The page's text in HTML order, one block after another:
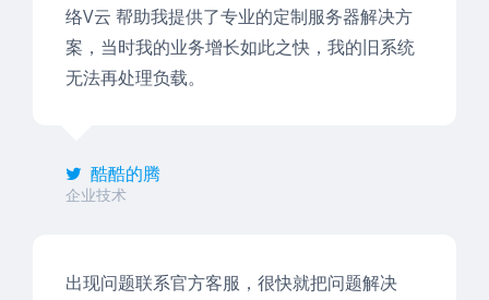
络V云 帮助我提供了专业的定制服务器解决方
案，当时我的业务增长如此之快，我的旧系统
无法再处理负载。
酷酷的腾
企业技术
出现问题联系官方客服，很快就把问题解决